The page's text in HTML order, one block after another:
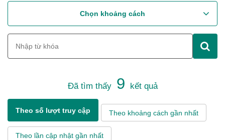
Chọn khoảng cách
Đã tìm thấy 9 kết quả
Theo số lượt truy cập Theo khoảng cách gần nhất
Theo lần cập nhật gần nhất